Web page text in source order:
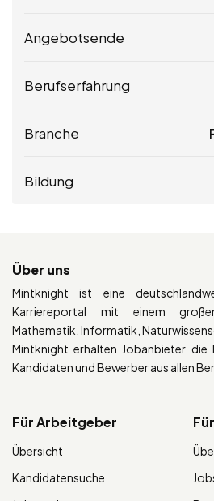
Angebotsende
Berufserfahrung
Branche
Bildung
Über uns
Mintknight ist eine
Karriereportal mit einem
Mathematik, Informatik,
Mintknight erhalten Jobanbieter die
Kandidaten und Bewerber aus allen
Für Arbeitgeber
Übersicht
Kandidatensuche